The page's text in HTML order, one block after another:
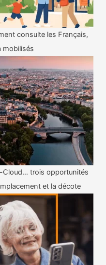
consulte les Français,
mobilisés
Cloud… trois opportunités
et la décote